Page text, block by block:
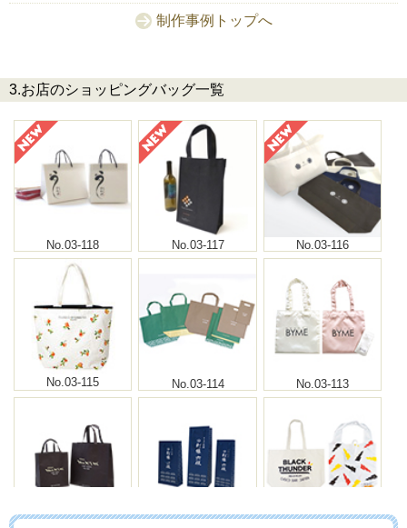
制作事例トップへ
3.お店のショッピングバッグ一覧
No.03-118 No.03-117 No.03-116
No.03-115 No.03-114 No.03-113
No.03-112 No.03-111 No.03-110